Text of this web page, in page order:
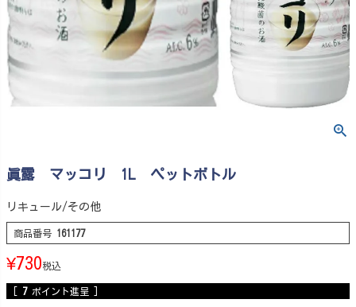
眞露 マッコリ 1L ペットボトル
リキュール/その他
商品番号 161177
¥730税込
7 ポイント進呈 ]